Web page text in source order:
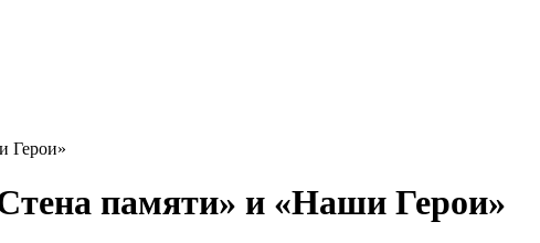
Герои»
памяти» и «Наши Герои»